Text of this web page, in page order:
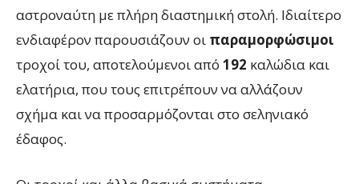
αστροναύτη με πλήρη διαστημική στολή. Ιδιαίτερο
ενδιαφέρον παρουσιάζουν οι παραμορφώσιμοι
τροχοί του, αποτελούμενοι από 192 καλώδια και
ελατήρια, που τους επιτρέπουν να αλλάζουν
σχήμα και να προσαρμόζονται στο σεληνιακό
έδαφος.